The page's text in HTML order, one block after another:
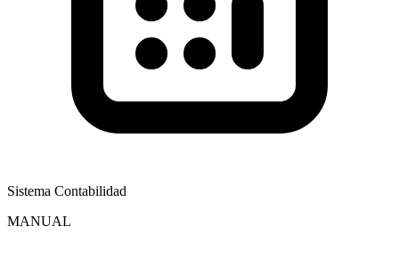
Sistema Contabilidad
MANUAL